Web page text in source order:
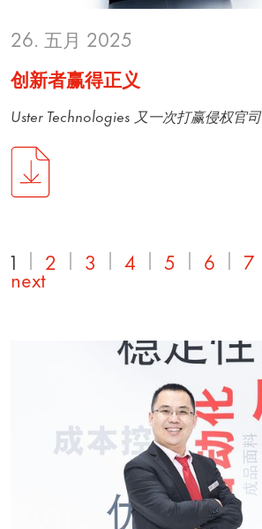
26. 五月 2025
创新者赢得正义
Uster Technologies 又一次打赢侵权官司
1 2 3 4 5 6 7
next